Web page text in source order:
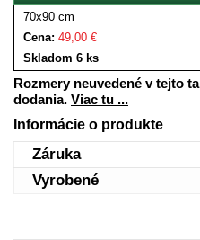
70x90 cm
Cena: 49,00 €
Skladom 6 ks
Rozmery neuvedené v tejto
dodania. Viac tu ...
Informácie o produkte
Záruka
Vyrobené